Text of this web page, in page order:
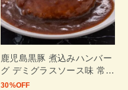
鹿児島黒豚 煮込みハンバー
グ デミグラスソース味 常温
保存 6個入り(165g×6P）
30%OFF